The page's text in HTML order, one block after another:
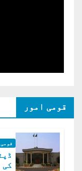
قومی امور
قومی
کی